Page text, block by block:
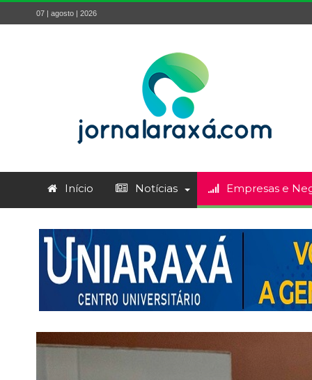
07 | agosto | 2026
Início Notícias Empresas e